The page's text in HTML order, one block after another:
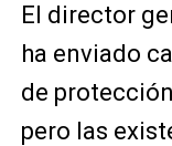
El director
ha enviado
de
pero las